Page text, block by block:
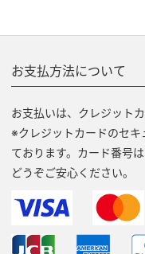
お支払方法について
お支払いは、クレジット
※クレジットカードのセキ
ております。カード番号
どうぞご安心ください。